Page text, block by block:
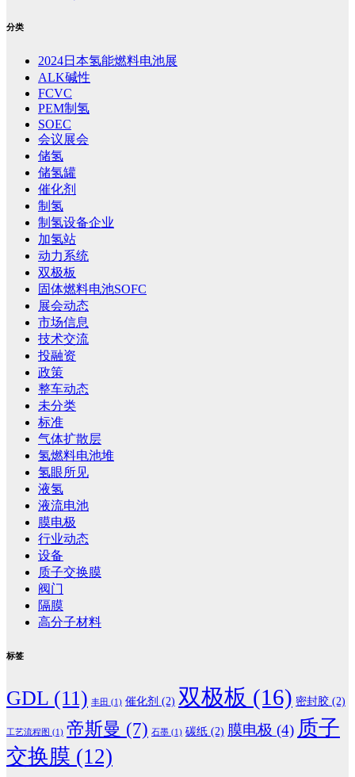
分类
2024日本氢能燃料电池展
ALK碱性
FCVC
PEM制氢
SOEC
会议展会
储氢
储氢罐
催化剂
制氢
制氢设备企业
加氢站
动力系统
双极板
固体燃料电池SOFC
展会动态
市场信息
技术交流
投融资
政策
整车动态
未分类
标准
气体扩散层
氢燃料电池堆
氢眼所见
液氢
液流电池
膜电极
行业动态
设备
质子交换膜
阀门
隔膜
高分子材料
标签
GDL (11) 丰田 (1) 催化剂 (2) 双极板 (16) 密封胶 (2)
工艺流程图 (1) 帝斯曼 (7) 石墨 (1) 碳纸 (2) 膜电极 (4) 质子
交换膜 (12)